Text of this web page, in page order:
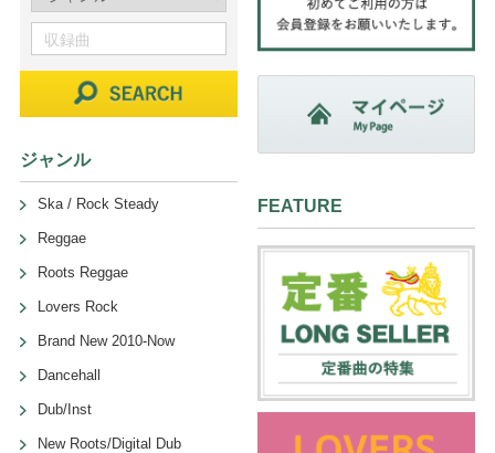
ジャンル
Ska / Rock Steady
Reggae
Roots Reggae
Lovers Rock
Brand New 2010-Now
Dancehall
Dub/Inst
New Roots/Digital Dub
FEATURE